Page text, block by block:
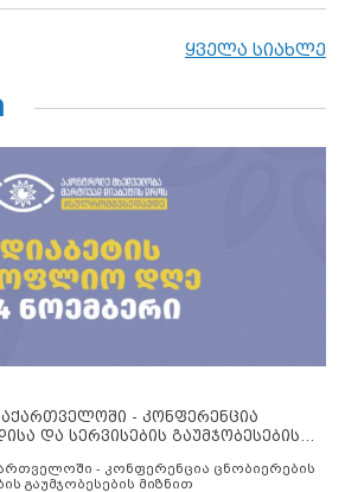
ყველა სიახლე
- კონფერენცია
და სერვისების გაუმჯობესების
- კონფერენცია ცნობიერების
გაუმჯობესების მიზნით